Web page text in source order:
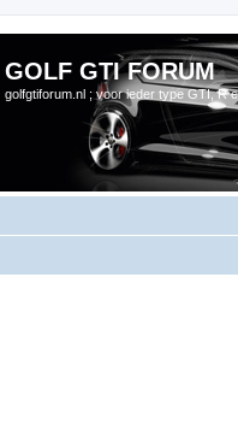
GOLF GTI FORUM
golfgtiforum.nl ; voor ieder type GTI, R